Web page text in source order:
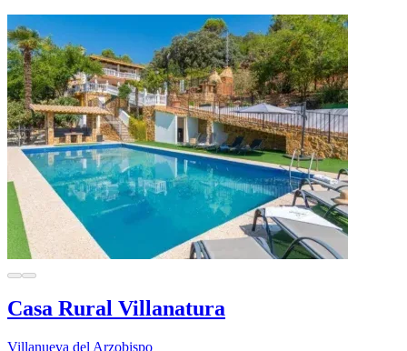
Casa Rural Villanatura
Villanueva del Arzobispo